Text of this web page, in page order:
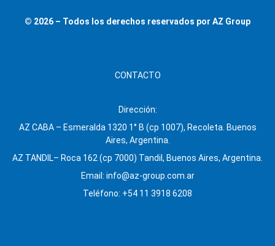
© 2026 – Todos los derechos reservados por AZ Group
CONTACTO
Dirección:
AZ CABA – Esmeralda 1320 1° B (cp 1007), Recoleta. Buenos
Aires, Argentina.
AZ TANDIL– Roca 162 (cp 7000) Tandil, Buenos Aires, Argentina.
Email: info@az-group.com.ar
Teléfono: +54 11 3918 6208